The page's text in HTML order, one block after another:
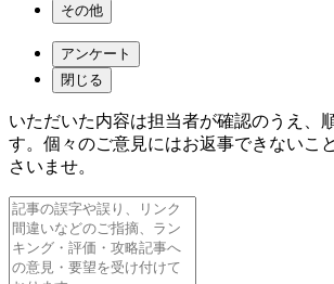
その他
アンケート
閉じる
いただいた内容は担当者が確認のうえ、
す。個々のご意見にはお返事できないこ
さいませ。